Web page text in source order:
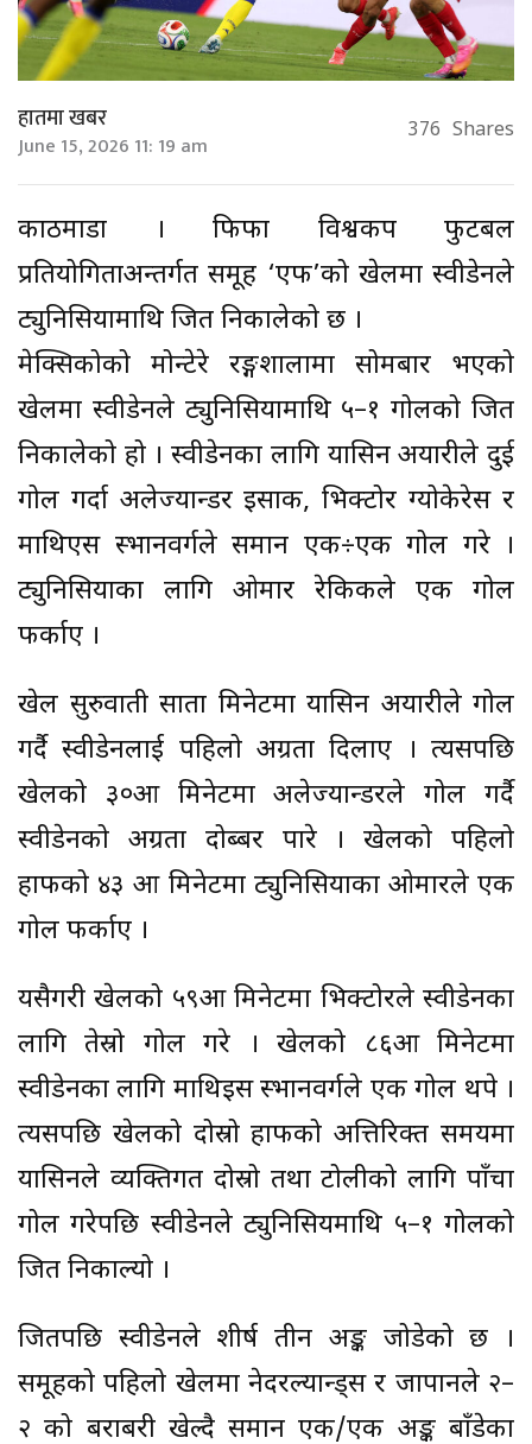
हातमा खबर
June 15, 2026 11: 19 am 376 Shares
काठमाडौँ । फिफा विश्वकप फुटबल
प्रतियोगिताअन्तर्गत समूह ‘एफ’को खेलमा स्वीडेनले
ट्युनिसियामाथि जित निकालेको छ ।
मेक्सिकोको मोन्टेरे रङ्गशालामा सोमबार भएको
खेलमा स्वीडेनले ट्युनिसियामाथि ५–१ गोलको जित
निकालेको हो । स्वीडेनका लागि यासिन अयारीले दुई
गोल गर्दा अलेज्यान्डर इसाक, भिक्टोर ग्योकेरेस र
माथिएस स्भानवर्गले समान एक÷एक गोल गरे ।
ट्युनिसियाका लागि ओमार रेकिकले एक गोल
फर्काए ।
खेल सुरुवाती सातौँ मिनेटमा यासिन अयारीले गोल
गर्दै स्वीडेनलाई पहिलो अग्रता दिलाए । त्यसपछि
खेलको ३०औँ मिनेटमा अलेज्यान्डरले गोल गर्दै
स्वीडेनको अग्रता दोब्बर पारे । खेलको पहिलो
हाफको ४३ औँ मिनेटमा ट्युनिसियाका ओमारले एक
गोल फर्काए ।
यसैगरी खेलको ५९औँ मिनेटमा भिक्टोरले स्वीडेनका
लागि तेस्रो गोल गरे । खेलको ८६औँ मिनेटमा
स्वीडेनका लागि माथिइस स्भानवर्गले एक गोल थपे ।
त्यसपछि खेलको दोस्रो हाफको अत्तिरिक्त समयमा
यासिनले व्यक्तिगत दोस्रो तथा टोलीको लागि पाँचौँ
गोल गरेपछि स्वीडेनले ट्युनिसियमाथि ५–१ गोलको
जित निकाल्यो ।
जितपछि स्वीडेनले शीर्ष तीन अङ्क जोडेको छ ।
समूहको पहिलो खेलमा नेदरल्यान्ड्स र जापानले २–
२ को बराबरी खेल्दै समान एक/एक अङ्क बाँडेका